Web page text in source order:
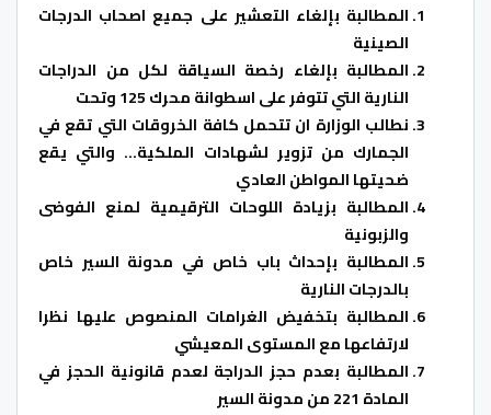
المطالبة بإلغاء التعشير على جميع اصحاب الدرجات
الصينية
المطالبة بإلغاء رخصة السياقة لكل من الدراجات
النارية التي تتوفر على اسطوانة محرك 125 وتحت
نطالب الوزارة ان تتحمل كافة الخروقات التي تقع في
الجمارك من تزوير لشهادات الملكية… والتي يقع
ضحيتها المواطن العادي
المطالبة بزيادة اللوحات الترقيمية لمنع الفوضى
والزبونية
المطالبة بإحداث باب خاص في مدونة السير خاص
بالدرجات النارية
المطالبة بتخفيض الغرامات المنصوص عليها نظرا
لارتفاعها مع المستوى المعيشي
المطالبة بعدم حجز الدراجة لعدم قانونية الحجز في
المادة 221 من مدونة السير